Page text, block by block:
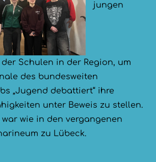
jungen
Schulen in der Region, um
des bundesweiten
„Jugend debattiert“ ihre
unter Beweis zu stellen.
wie in den vergangenen
zu Lübeck.